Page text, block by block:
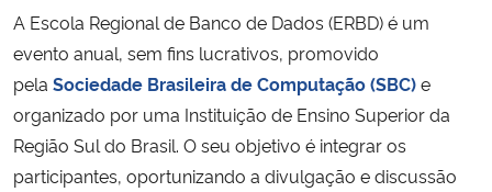
Ministério do Turismo
Ministério do Desenvolvimento Regional
Controladoria-Geral da União
A Escola Regional de Banco de Dados (ERBD) é um
evento anual, sem fins lucrativos, promovido
pela Sociedade Brasileira de Computação (SBC)e
organizado por uma Instituição de Ensino Superior da
Região Sul do Brasil. O seu objetivo é integrar os
participantes, oportunizando a divulgação e discussão